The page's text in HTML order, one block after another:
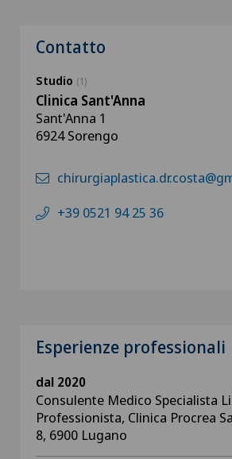
Contatto
Studio (1)
Clinica Sant'Anna
Sant'Anna 1
6924 Sorengo
+39 0521 94 25 36
Esperienze professionali
dal 2020
Consulente Medico Specialista
Professionista, Clinica Procrea
8, 6900 Lugano